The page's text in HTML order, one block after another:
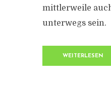
mittlerweile
unterwegs sein.
WEITERLESEN